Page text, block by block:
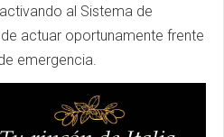
al Sistema de
actuar oportunamente frente
emergencia.